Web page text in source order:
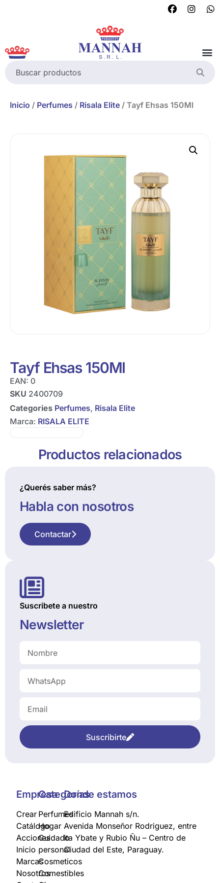
Inicio / Perfumes / Risala Elite / Tayf Ehsas 150Ml
Tayf Ehsas 150Ml
EAN: 0
SKU 2400709
Categories Perfumes, Risala Elite
Marca: RISALA ELITE
Productos relacionados
¿Querés saber más?
Habla con nosotros
Contactar
Suscribete a nuestro
Newsletter
Suscribirte
Empresa
Crear
Catálogo
Acciones
Inicio
Marcas
Nosotros
Categorías
Perfumes
Hogar
Cuidado
personal
Cosmeticos
Comestibles
Donde estamos
Edificio Mannah s/n.
Avenida Monseñor Rodriguez, entre
Ita Ybate y Rubio Ñu – Centro de
Ciudad del Este, Paraguay.